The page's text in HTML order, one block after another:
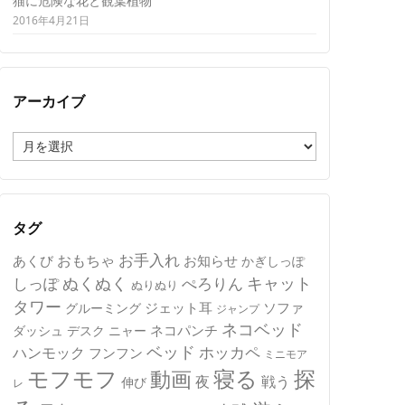
2016年4月21日
アーカイブ
ー
カ
イ
タグ
あくび おもちゃ お手入れ お知らせ かぎしっぽ
しっぽ ぬくぬく ぬりぬり ぺろりん キャット
タワー グルーミング ジェット耳 ジャンプ ソファ
ダッシュ デスク ニャー ネコパンチ ネコベッド
ハンモック フンフン ベッド ホッカペ ミニモア
レ モフモフ 伸び 動画 夜 寝る 戦う 探